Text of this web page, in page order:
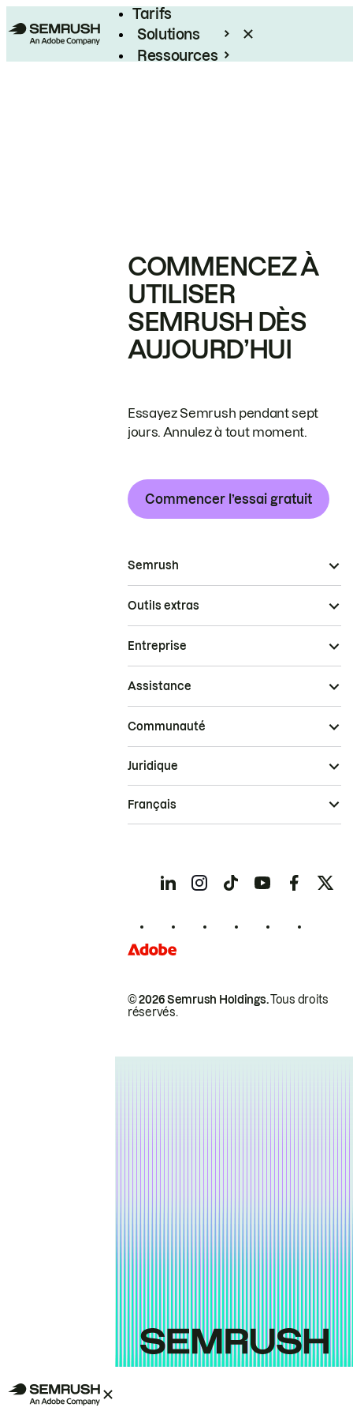
Tarifs
Solutions
Ressources
COMMENCEZ À
UTILISER
SEMRUSH DÈS
AUJOURD’HUI
Essayez Semrush pendant sept
jours. Annulez à tout moment.
Commencer l’essai gratuit
Semrush
Outils extras
Entreprise
Assistance
Communauté
© 2026 Semrush Holdings.Tous droits
réservés.
Juridique
Français